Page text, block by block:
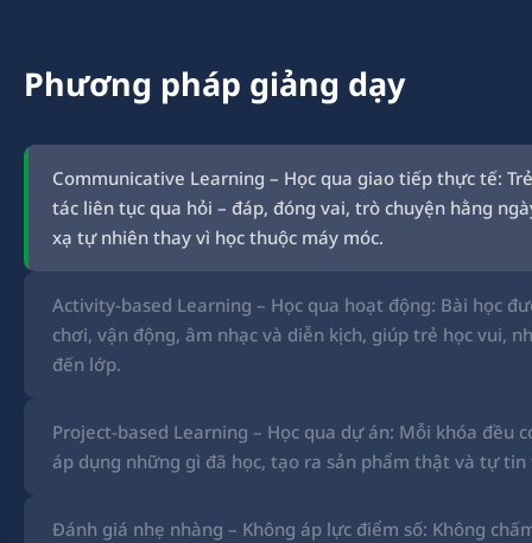
Phương pháp giảng dạy
Communicative Learning – Học qua giao tiếp thực tế:
tác liên tục qua hỏi – đáp, đóng vai, trò chuyện hằng
xạ tự nhiên thay vì học thuộc máy móc.
Activity-based Learning – Học qua hoạt động: Bài học
chơi, vận động, âm nhạc và diễn kịch, giúp trẻ học vui,
đến lớp.
Project-based Learning – Học qua dự án: Mỗi khóa đều
áp dụng những gì đã học, tạo ra sản phẩm thật và tự
Đánh giá nhẹ nhàng – Không áp lực điểm số: Không